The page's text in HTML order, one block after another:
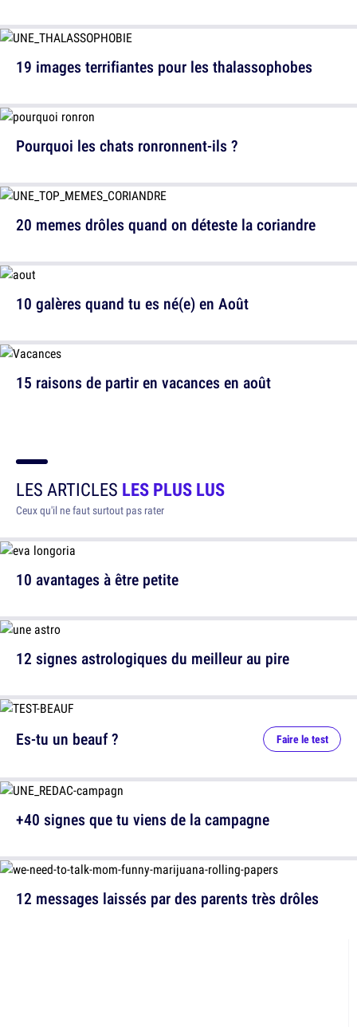
Pourquoi les chats ronronnent-ils ?
10 galères quand tu es né(e) en Août
19 images terrifiantes pour les thalassophobes
20 memes drôles quand on déteste la coriandre
15 raisons de partir en vacances en août
LES ARTICLES LES PLUS LUS
Ceux qu'il ne faut surtout pas rater
10 avantages à être petite
12 signes astrologiques du meilleur au pire
12 messages laissés par des parents très drôles
Es-tu un beauf ? Faire le test
+40 signes que tu viens de la campagne